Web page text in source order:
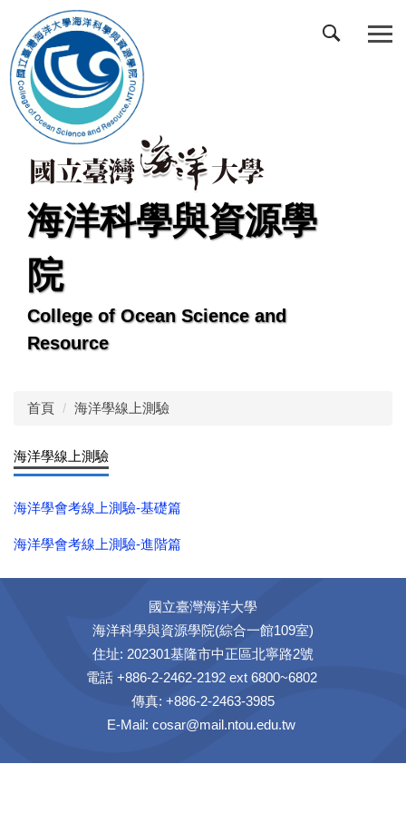
主
要
內
容
海洋科學與資源學
院
College of Ocean Science and
Resource
首頁 海洋學線上測驗
海洋學線上測驗
海洋學會考線上測驗-基礎篇
海洋學會考線上測驗-進階篇
國立臺灣海洋大學
海洋科學與資源學院(綜合一館109室)
住址: 202301基隆市中正區北寧路2號
電話 +886-2-2462-2192 ext 6800~6802
傳真: +886-2-2463-3985
E-Mail: cosar@mail.ntou.edu.tw